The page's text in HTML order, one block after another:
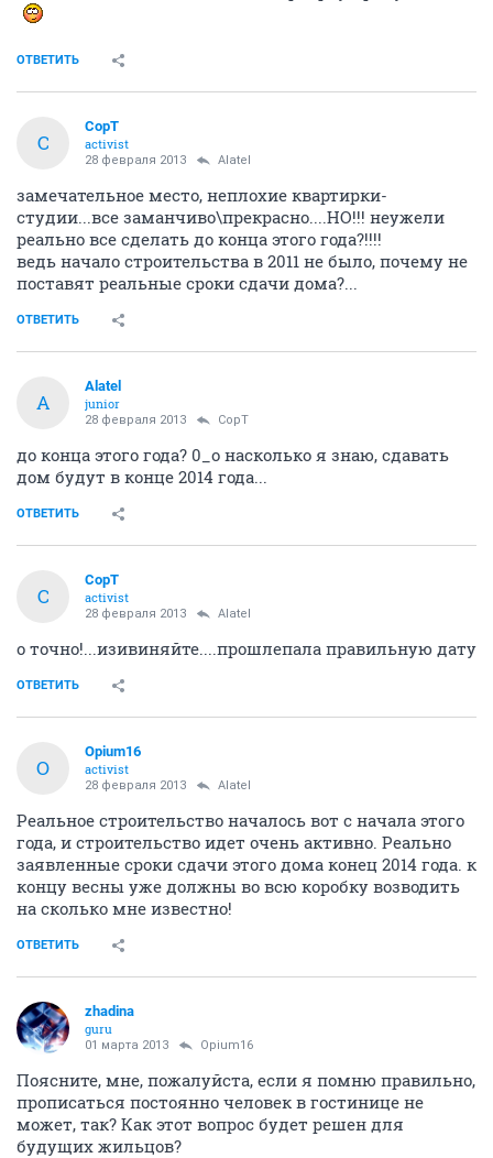
ОТВЕТИТЬ
C
CopT
activist
28 февраля 2013 Alatel
замечательное место, неплохие квартирки-
студии...все заманчиво\прекрасно....НО!!! неужели
реально все сделать до конца этого года?!!!!
ведь начало строительства в 2011 не было, почему не
поставят реальные сроки сдачи дома?...
ОТВЕТИТЬ
A
Alatel
junior
28 февраля 2013 CopT
до конца этого года? 0_о насколько я знаю, сдавать
дом будут в конце 2014 года...
ОТВЕТИТЬ
C
CopT
activist
28 февраля 2013 Alatel
о точно!...изивиняйте....прошлепала правильную дату
ОТВЕТИТЬ
O
Opium16
activist
28 февраля 2013 Alatel
Реальное строительство началось вот с начала этого
года, и строительство идет очень активно. Реально
заявленные сроки сдачи этого дома конец 2014 года. к
концу весны уже должны во всю коробку возводить
на сколько мне известно!
ОТВЕТИТЬ
zhadina
guru
01 марта 2013 Opium16
Поясните, мне, пожалуйста, если я помню правильно,
прописаться постоянно человек в гостинице не
может, так? Как этот вопрос будет решен для
будущих жильцов?